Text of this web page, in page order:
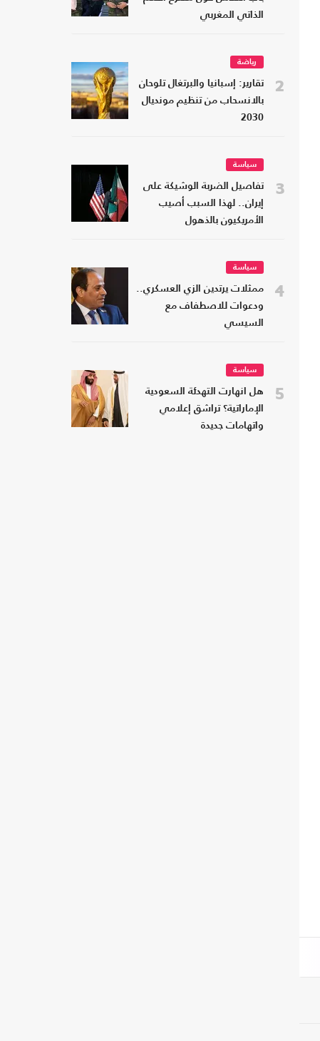
الذاتي المغربي
2
رياضة
تقارير: إسبانيا والبرتغال تلوحان
بالانسحاب من تنظيم مونديال
2030
3
سياسة
تفاصيل الضربة الوشيكة على
إيران.. لهذا السبب أصيب
الأمريكيون بالذهول
4
سياسة
ممثلات يرتدين الزي العسكري..
ودعوات للاصطفاف مع
السيسي
5
سياسة
هل انهارت التهدئة السعودية
الإماراتية؟ تراشق إعلامي
واتهامات جديدة